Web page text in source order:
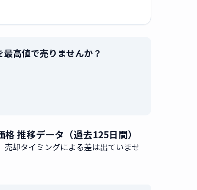
高値で売りませんか？
推移データ（過去125日間）
売却タイミングによる差は出ていませ